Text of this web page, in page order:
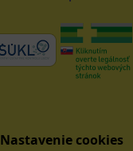
Nastavenie cookies